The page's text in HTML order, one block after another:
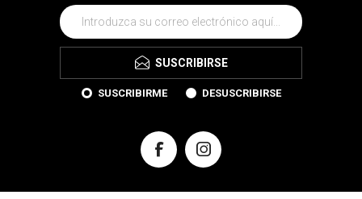
SUSCRIBIRSE
SUSCRIBIRME DESUSCRIBIRSE